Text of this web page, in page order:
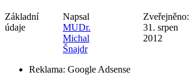
Základní
údaje
Napsal
MUDr.
Michal
Šnajdr
Zveřejněno:
31. srpen
2012
Reklama: Google Adsense